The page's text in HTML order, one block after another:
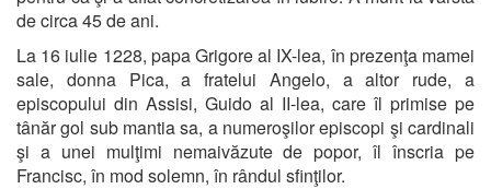
de circa 45 de ani.
La 16 iulie 1228, papa Grigore al IX-lea, în prezenţa mamei
sale, donna Pica, a fratelui Angelo, a altor rude, a
episcopului din Assisi, Guido al II-lea, care îl primise pe
tânăr gol sub mantia sa, a numeroşilor episcopi şi cardinali
şi a unei mulţimi nemaivăzute de popor, îl înscria pe
Francisc, în mod solemn, în rândul sfinţilor.